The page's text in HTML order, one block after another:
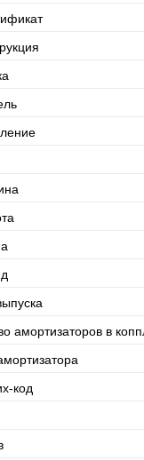
амортизаторов в
код